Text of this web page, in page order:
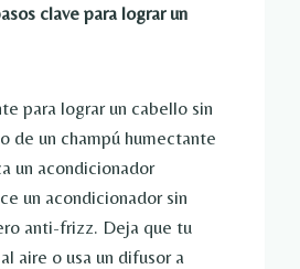
clave para lograr un
para lograr un cabello sin
de un champú humectante
un acondicionador
un acondicionador sin
anti-frizz. Deja que tu
aire o usa un difusor a